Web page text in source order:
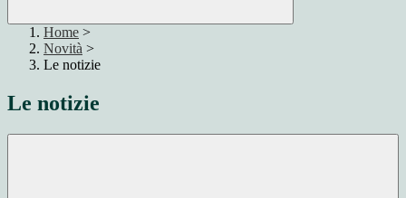
Home >
Novità >
Le notizie
Le notizie